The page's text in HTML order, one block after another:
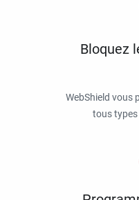
Bloquez
WebShield vous
tous types